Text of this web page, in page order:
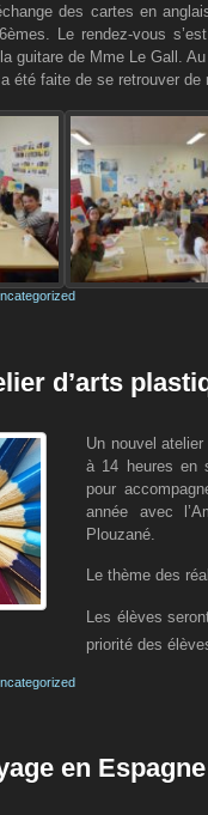
des cartes en
Le rendez-vous
guitare de Mme Le Gall.
été faite de se retrouver de
d’arts
Un nouvel
à 14 heures en
pour
année avec
Plouzané.
Le thème des
Les élèves
priorité des
en Espagne